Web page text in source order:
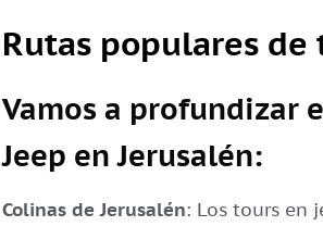
Rutas populares de
Vamos a profundizar
Jeep en Jerusalén:
Colinas de Jerusalén: Los tours en